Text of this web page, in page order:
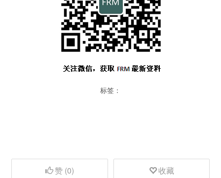
标签：
赞 (0) 收藏